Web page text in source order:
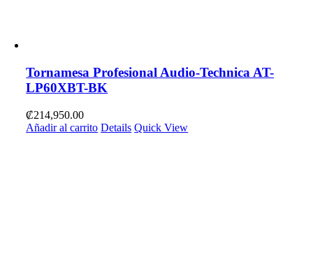
Tornamesa Profesional Audio-Technica AT-
LP60XBT-BK
₡214,950.00
Añadir al carrito Details Quick View